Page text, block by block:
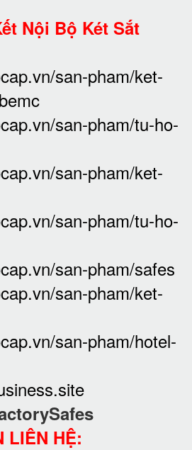
Nội Bộ Két Sắt
san-pham/ket-
san-pham/tu-ho-
san-pham/ket-
san-pham/tu-ho-
san-pham/safes
san-pham/ket-
san-pham/hotel-
LIÊN HỆ: